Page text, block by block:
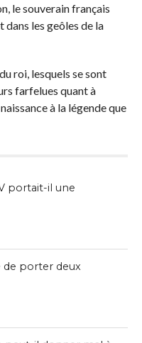
le souverain français
les geôles de la
roi, lesquels se sont
farfelues quant à
à la légende que
portait-il une
de porter deux